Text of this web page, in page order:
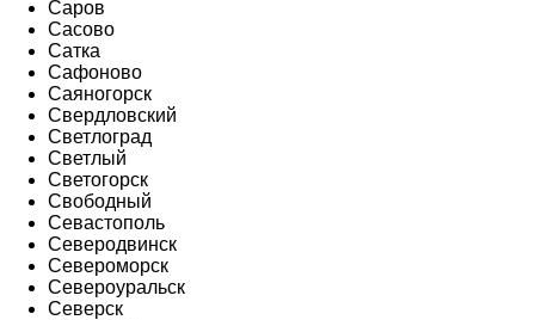
Саров
Сасово
Сатка
Сафоново
Саяногорск
Свердловский
Светлоград
Светлый
Светогорск
Свободный
Севастополь
Северодвинск
Североморск
Североуральск
Северск